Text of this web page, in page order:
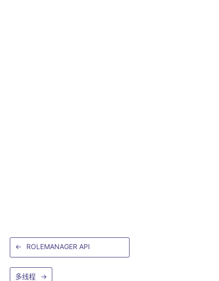
← ROLEMANAGER API
多线程 →